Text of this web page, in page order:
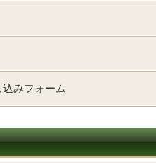
みフォーム